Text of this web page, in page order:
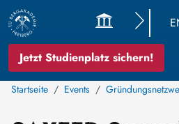
Jetzt Studienplatz sichern!
Startseite Events